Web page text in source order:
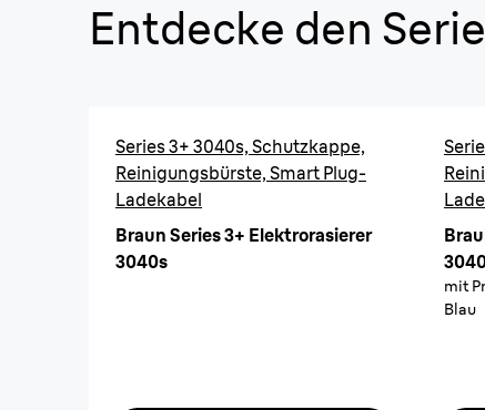
Entdecke den
Series 3+ 3040s, Schutzkappe,
Reinigungsbürste, Smart Plug-
Ladekabel
Braun Series 3+ Elektrorasierer
3040s
mit
Blau